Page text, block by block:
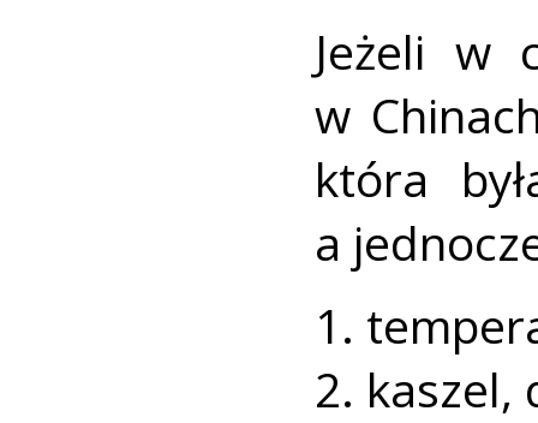
Jeżeli w
w
która
a
1.
2. kaszel,